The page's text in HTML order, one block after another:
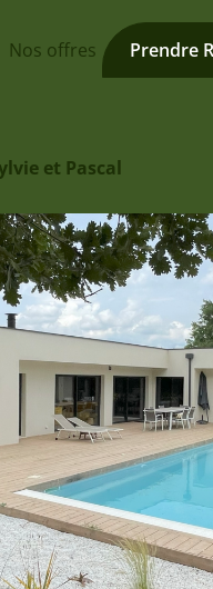
Nos offres Prendre
et Pascal